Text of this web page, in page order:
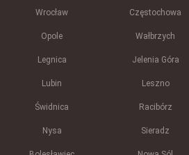
Wrocław Częstochowa
Opole Wałbrzych
Legnica Jelenia Góra
Lubin Leszno
Świdnica Racibórz
Nysa Sieradz